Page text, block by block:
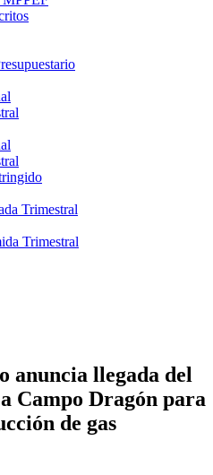
Trimestral
Trimestral
anuncia llegada del
Campo Dragón para
de gas